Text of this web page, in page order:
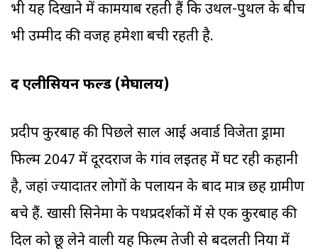
भी यह दिखाने में कामयाब रहती हैं कि उथल-पुथल के बीच
भी उम्मीद की वजह हमेशा बची रहती है.
द एलीसियन फील्ड (मेघालय)
प्रदीप कुरबाह की पिछले साल आई अवार्ड विजेता ड्रामा
फिल्म 2047 में दूरदराज के गांव लइतदुह में घट रही कहानी
है, जहां ज्यादातर लोगों के पलायन के बाद मात्र छह ग्रामीण
बचे हैं. खासी सिनेमा के पथप्रदर्शकों में से एक कुरबाह की
दिल को छू लेने वाली यह फिल्म तेजी से बदलती दुनिया में